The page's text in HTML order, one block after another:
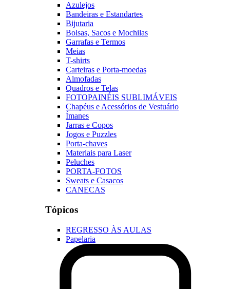
Azulejos
Bandeiras e Estandartes
Bijutaria
Bolsas, Sacos e Mochilas
Garrafas e Termos
Meias
T-shirts
Carteiras e Porta-moedas
Almofadas
Quadros e Telas
FOTOPAINÉIS SUBLIMÁVEIS
Chapéus e Acessórios de Vestuário
Ímanes
Jarras e Copos
Jogos e Puzzles
Porta-chaves
Materiais para Laser
Peluches
PORTA-FOTOS
Sweats e Casacos
CANECAS
Tópicos
REGRESSO ÀS AULAS
Papelaria